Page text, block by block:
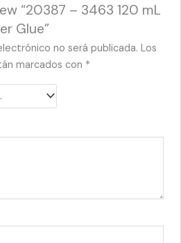
“20387 – 3463 120 mL
Glue”
no será publicada. Los
marcados con *